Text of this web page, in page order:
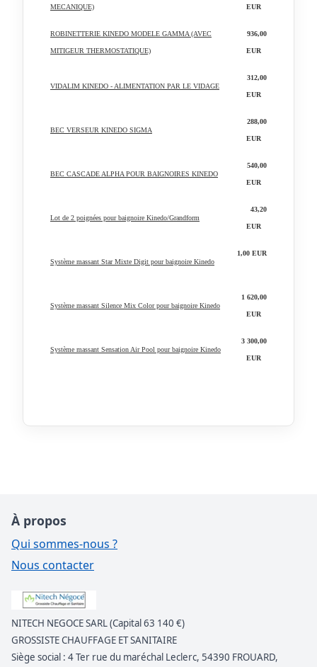
MECANIQUE) EUR
ROBINETTERIE KINEDO MODELE GAMMA (AVEC
MITIGEUR THERMOSTATIQUE)
936,00
EUR
VIDALIM KINEDO - ALIMENTATION PAR LE VIDAGE
312,00
EUR
BEC VERSEUR KINEDO SIGMA
288,00
EUR
BEC CASCADE ALPHA POUR BAIGNOIRES KINEDO
540,00
EUR
Lot de 2 poignées pour baignoire Kinedo/Grandform
43,20
EUR
Système massant Star Mixte Digit pour baignoire Kinedo
1,00 EUR
Système massant Silence Mix Color pour baignoire Kinedo
1 620,00
EUR
Système massant Sensation Air Pool pour baignoire Kinedo
3 300,00
EUR
À propos
Qui sommes-nous ?
Nous contacter
NITECH NEGOCE SARL (Capital 63 140 €)
GROSSISTE CHAUFFAGE ET SANITAIRE
Siège social : 4 Ter rue du maréchal Leclerc, 54390 FROUARD,